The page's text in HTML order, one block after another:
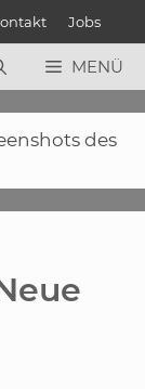
Jobs
MENÜ
des